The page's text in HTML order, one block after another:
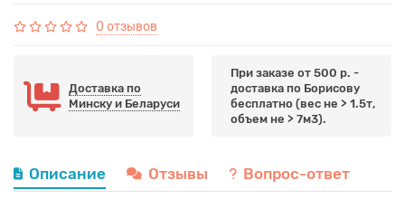
0 отзывов
Доставка по
Минску и Беларуси
При заказе от 500 р. -
доставка по Борисову
бесплатно (вес не > 1.5т,
объем не > 7м3).
Описание Отзывы Вопрос-ответ